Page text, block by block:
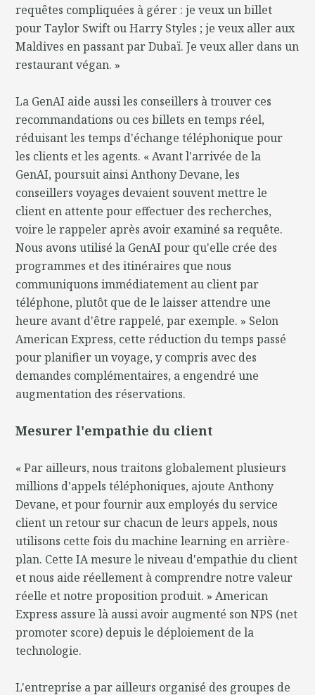
requêtes compliquées à gérer : je veux un billet
pour Taylor Swift ou Harry Styles ; je veux aller aux
Maldives en passant par Dubaï. Je veux aller dans un
restaurant végan. »
La GenAI aide aussi les conseillers à trouver ces
recommandations ou ces billets en temps réel,
réduisant les temps d'échange téléphonique pour
les clients et les agents. « Avant l'arrivée de la
GenAI, poursuit ainsi Anthony Devane, les
conseillers voyages devaient souvent mettre le
client en attente pour effectuer des recherches,
voire le rappeler après avoir examiné sa requête.
Nous avons utilisé la GenAI pour qu'elle crée des
programmes et des itinéraires que nous
communiquons immédiatement au client par
téléphone, plutôt que de le laisser attendre une
heure avant d'être rappelé, par exemple. » Selon
American Express, cette réduction du temps passé
pour planifier un voyage, y compris avec des
demandes complémentaires, a engendré une
augmentation des réservations.
Mesurer l'empathie du client
« Par ailleurs, nous traitons globalement plusieurs
millions d'appels téléphoniques, ajoute Anthony
Devane, et pour fournir aux employés du service
client un retour sur chacun de leurs appels, nous
utilisons cette fois du machine learning en arrière-
plan. Cette IA mesure le niveau d'empathie du client
et nous aide réellement à comprendre notre valeur
réelle et notre proposition produit. » American
Express assure là aussi avoir augmenté son NPS (net
promoter score) depuis le déploiement de la
technologie.
L'entreprise a par ailleurs organisé des groupes de